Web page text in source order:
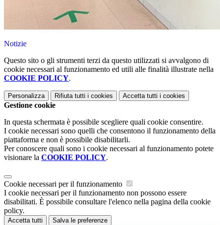
Notizie
Questo sito o gli strumenti terzi da questo utilizzati si avvalgono di
cookie necessari al funzionamento ed utili alle finalità illustrate nella
COOKIE POLICY.
Personalizza Rifiuta tutti i cookies Accetta tutti i cookies
Gestione cookie
In questa schermata è possibile scegliere quali cookie consentire.
I cookie necessari sono quelli che consentono il funzionamento della
piattaforma e non è possibile disabilitarli.
Per conoscere quali sono i cookie necessari al funzionamento potete
visionare la COOKIE POLICY.
Cookie necessari per il funzionamento
I cookie necessari per il funzionamento non possono essere
disabilitati. È possibile consultare l'elenco nella pagina della cookie
policy.
Accetta tutti Salva le preferenze